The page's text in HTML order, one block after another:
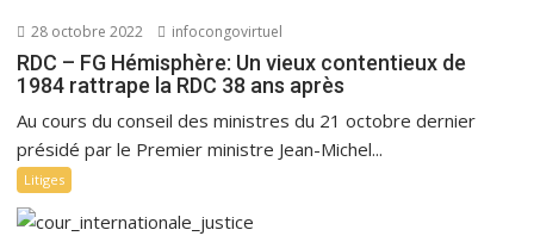
28 octobre 2022 infocongovirtuel
RDC – FG Hémisphère: Un vieux contentieux de
1984 rattrape la RDC 38 ans après
Au cours du conseil des ministres du 21 octobre dernier
présidé par le Premier ministre Jean-Michel...
Litiges